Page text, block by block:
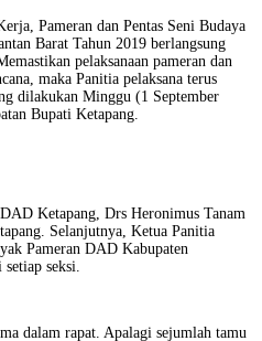
Pameran dan Pentas Seni Budaya
Barat Tahun 2019 berlangsung
pelaksanaan pameran dan
maka Panitia pelaksana terus
dilakukan Minggu (1 September
Bupati Ketapang.
Ketapang, Drs Heronimus Tanam
Selanjutnya, Ketua Panitia
Pameran DAD Kabupaten
seksi.
dalam rapat. Apalagi sejumlah tamu